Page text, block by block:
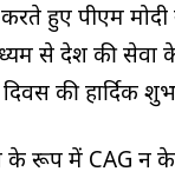
करते हुए पीएम
से देश की सेवा
की हार्दिक
के रूप में CAG न